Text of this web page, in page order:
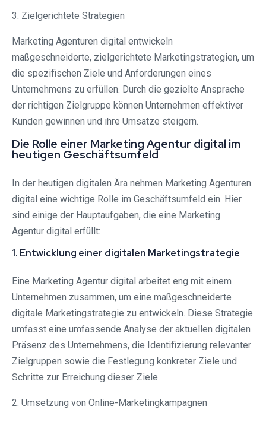
3. Zielgerichtete Strategien
Marketing Agenturen digital entwickeln
maßgeschneiderte, zielgerichtete Marketingstrategien, um
die spezifischen Ziele und Anforderungen eines
Unternehmens zu erfüllen. Durch die gezielte Ansprache
der richtigen Zielgruppe können Unternehmen effektiver
Kunden gewinnen und ihre Umsätze steigern.
Die Rolle einer Marketing Agentur digital im
heutigen Geschäftsumfeld
In der heutigen digitalen Ära nehmen Marketing Agenturen
digital eine wichtige Rolle im Geschäftsumfeld ein. Hier
sind einige der Hauptaufgaben, die eine Marketing
Agentur digital erfüllt:
1. Entwicklung einer digitalen Marketingstrategie
Eine Marketing Agentur digital arbeitet eng mit einem
Unternehmen zusammen, um eine maßgeschneiderte
digitale Marketingstrategie zu entwickeln. Diese Strategie
umfasst eine umfassende Analyse der aktuellen digitalen
Präsenz des Unternehmens, die Identifizierung relevanter
Zielgruppen sowie die Festlegung konkreter Ziele und
Schritte zur Erreichung dieser Ziele.
2. Umsetzung von Online-Marketingkampagnen